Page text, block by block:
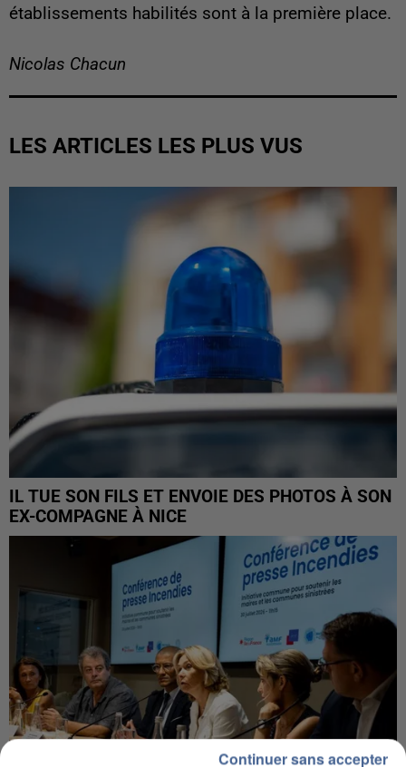
établissements habilités sont à la première place.
Nicolas Chacun
LES ARTICLES LES PLUS VUS
IL TUE SON FILS ET ENVOIE DES PHOTOS À SON
EX-COMPAGNE À NICE
Continuer sans accepter